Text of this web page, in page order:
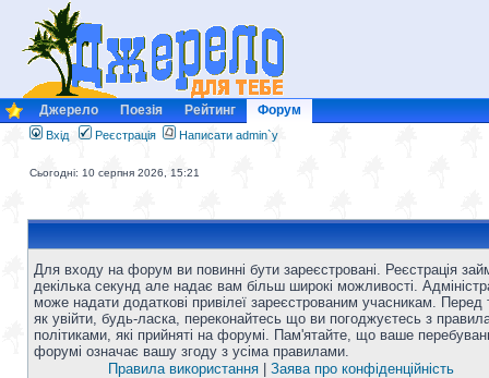
Джерело Поезія Рейтинг Форум
Вхід Реєстрація Написати admin`у
Сьогодні: 10 серпня 2026, 15:21
Для входу на форум ви повинні бути зареєстровані. Реєстрація
декілька секунд але надає вам більш широкі можливості.
може надати додаткові привілеї зареєстрованим учасникам. Перед
як увійти, будь-ласка, переконайтесь що ви погоджуєтесь з
політиками, які прийняті на форумі. Пам'ятайте, що ваше
форумі означає вашу згоду з усіма правилами.
Правила використання
Заява про конфіденційність